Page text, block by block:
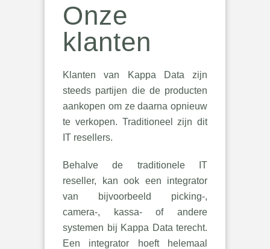
Onze
klanten
Klanten van Kappa Data zijn
steeds partijen die de producten
aankopen om ze daarna opnieuw
te verkopen. Traditioneel zijn dit
IT resellers.
Behalve de traditionele IT
reseller, kan ook een integrator
van bijvoorbeeld picking-,
camera-, kassa- of andere
systemen bij Kappa Data terecht.
Een integrator hoeft helemaal